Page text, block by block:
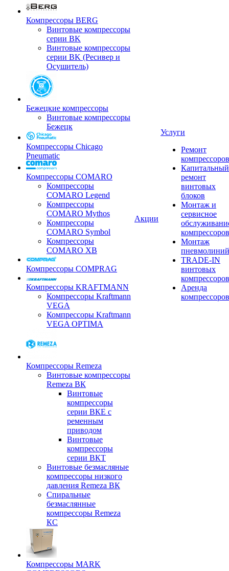
Компрессоры BERG
Винтовые компрессоры
серии BK
Винтовые компрессоры
серии BK (Ресивер и
Осушитель)
Бежецкие компрессоры
Винтовые компрессоры
Бежецк
Компрессоры Chicago
Pneumatic
Компрессоры COMARO
Компрессоры
COMARO Legend
Компрессоры
COMARO Mythos
Компрессоры
COMARO Symbol
Компрессоры
COMARO XB
Компрессоры COMPRAG
Компрессоры KRAFTMANN
Компрессоры Kraftmann
VEGA
Компрессоры Kraftmann
VEGA OPTIMA
Компрессоры Remeza
Винтовые компрессоры
Remeza ВК
Винтовые
компрессоры
серии ВКЕ с
ременным
приводом
Винтовые
компрессоры
серии ВКТ
Винтовые безмасляные
компрессоры низкого
давления Remeza ВК
Спиральные
безмаслянные
компрессоры Remeza
КС
Компрессоры MARK
Акции
Услуги
Ремонт
компрессоров
Капитальный
ремонт
винтовых
блоков
Монтаж и
сервисное
компрессоров
Монтаж
пневмолиний
TRADE-IN
винтовых
компрессоров
Аренда
компрессоров